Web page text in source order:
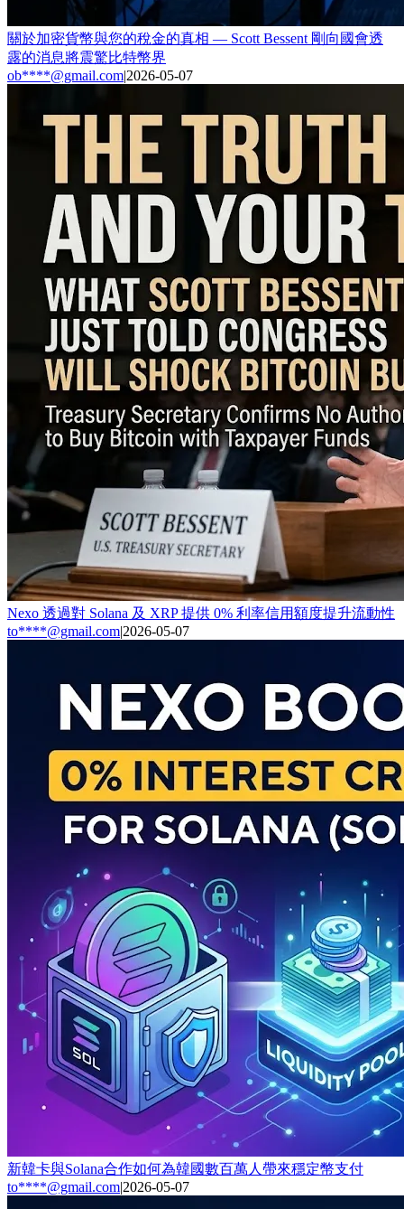
關於加密貨幣與您的稅金的真相 — Scott Bessent 剛向國會透
露的消息將震驚比特幣界
ob****@gmail.com|2026-05-07
Nexo 透過對 Solana 及 XRP 提供 0% 利率信用額度提升流動性
to****@gmail.com|2026-05-07
新韓卡與Solana合作如何為韓國數百萬人帶來穩定幣支付
to****@gmail.com|2026-05-07